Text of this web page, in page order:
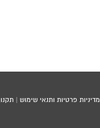
מדיניות פרטיות ותנאי שימוש